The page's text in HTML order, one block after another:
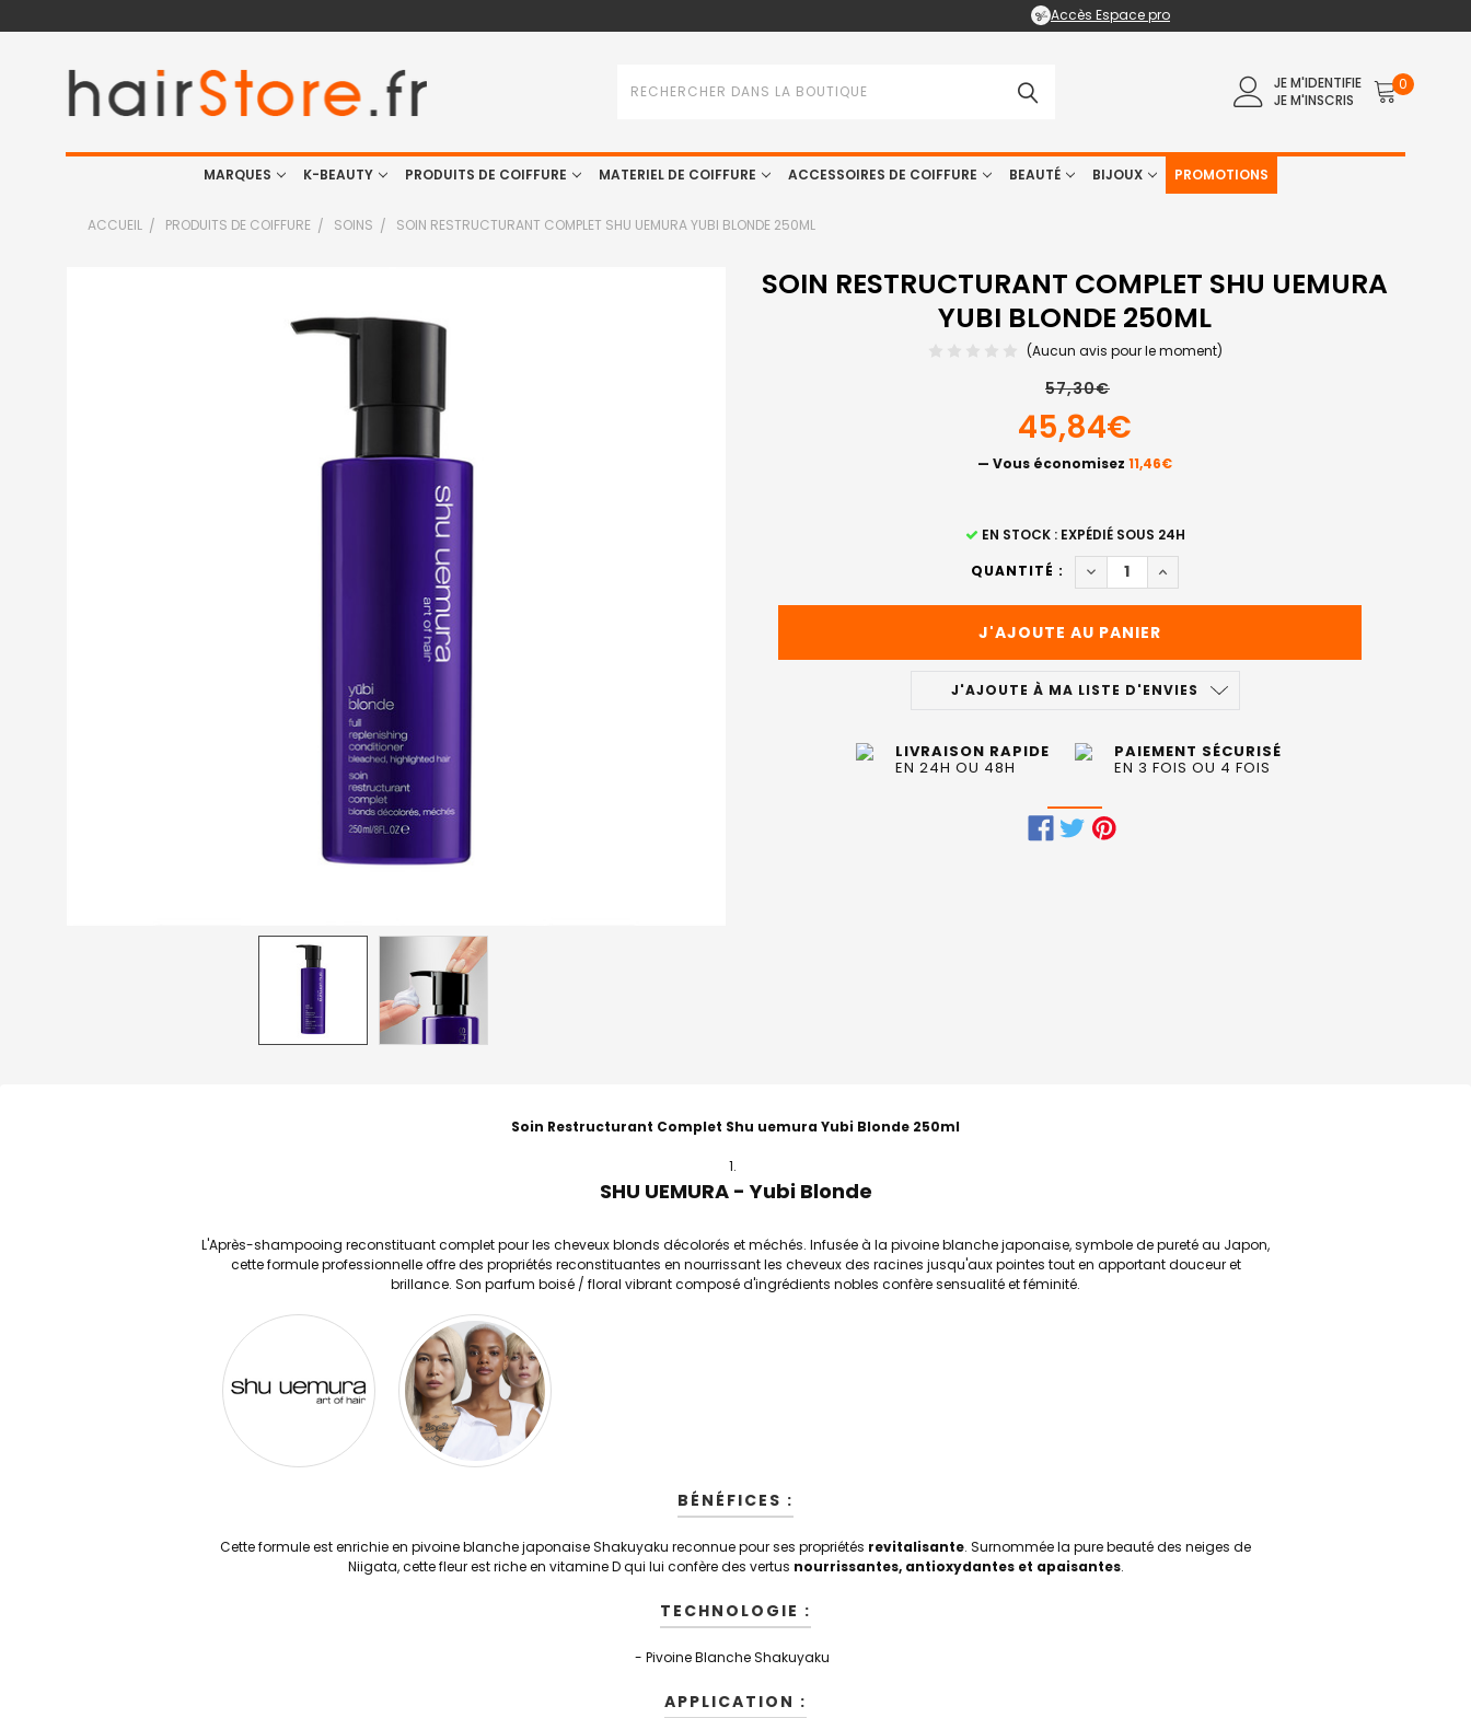
Accès Espace pro
JE M'IDENTIFIE
JE M'INSCRIS
0
MARQUES K-BEAUTY PRODUITS DE COIFFURE MATERIEL DE COIFFURE ACCESSOIRES DE COIFFURE BEAUTÉ BIJOUX PROMOTIONS
ACCUEIL PRODUITS DE COIFFURE SOINS SOIN RESTRUCTURANT COMPLET SHU UEMURA YUBI BLONDE 250ML
SOIN RESTRUCTURANT COMPLET SHU UEMURA
YUBI BLONDE 250ML
(Aucun avis pour le moment)
57,30€
45,84€
— Vous économisez 11,46€
EN STOCK : EXPÉDIÉ SOUS 24H
QUANTITÉ :
DIMINUER LA QUANTITÉ DE SOIN
AUGMENTER LA QUANTITÉ DE SOIN
J'AJOUTE À MA LISTE D'ENVIES
LIVRAISON RAPIDE
EN 24H OU 48H
PAIEMENT SÉCURISÉ
EN 3 FOIS OU 4 FOIS
Soin Restructurant Complet Shu uemura Yubi Blonde 250ml
SHU UEMURA - Yubi Blonde
L'Après-shampooing reconstituant complet pour les cheveux blonds décolorés et méchés. Infusée à la pivoine blanche japonaise, symbole de pureté au Japon,
cette formule professionnelle offre des propriétés reconstituantes en nourrissant les cheveux des racines jusqu'aux pointes tout en apportant douceur et
brillance. Son parfum boisé / floral vibrant composé d'ingrédients nobles confère sensualité et féminité.
BÉNÉFICES :
Cette formule est enrichie en pivoine blanche japonaise Shakuyaku reconnue pour ses propriétés revitalisante. Surnommée la pure beauté des neiges de
Niigata, cette fleur est riche en vitamine D qui lui confère des vertus nourrissantes, antioxydantes et apaisantes.
TECHNOLOGIE :
- Pivoine Blanche Shakuyaku
APPLICATION :